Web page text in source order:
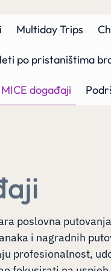
Multiday Trips
po pristaništima
MICE događaji
poslovna
i nagradnih
profesionalnost,